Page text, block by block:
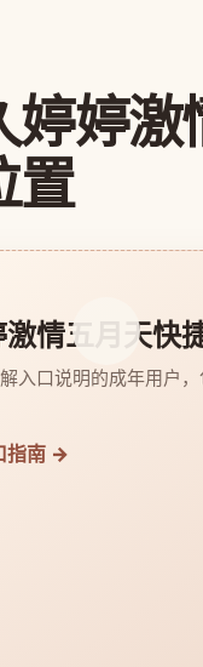
婷婷
置
情五月天快
入口说明的成年用户
指南 →